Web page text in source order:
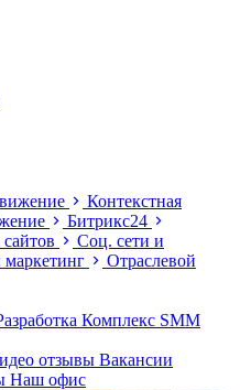
Контекстная
Битрикс24
Соц. сети и
Отраслевой
Комплекс SMM
отзывы Вакансии
Наш офис